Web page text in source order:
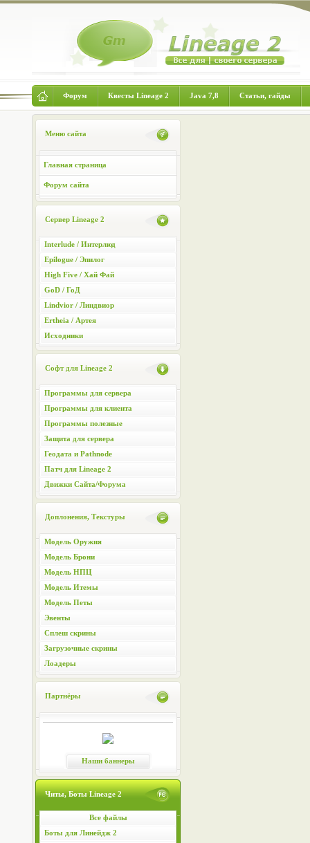
Форум Квесты Lineage 2 Java 7,8 Статьи, гайды
Меню сайта
Главная страница
Форум сайта
Сервер Lineage 2
Interlude / Интерлюд
Epilogue / Эпилог
High Five / Хай Фай
GoD / ГоД
Lindvior / Линдвиор
Ertheia / Артея
Исходники
Софт для Lineage 2
Программы для сервера
Программы для клиента
Программы полезные
Защита для сервера
Геодата и Pathnode
Патч для Lineage 2
Движки Сайта/Форума
Доплонения, Текстуры
Модель Оружия
Модель Брони
Модель НПЦ
Модель Итемы
Модель Петы
Эвенты
Сплеш скрины
Загрузочные скрины
Лоадеры
Партнёры
Наши баннеры
Читы, Боты Lineage 2
Все файлы
Боты для Линейдж 2